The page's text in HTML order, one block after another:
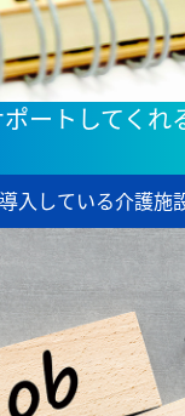
ートしてくれ
入している介護施